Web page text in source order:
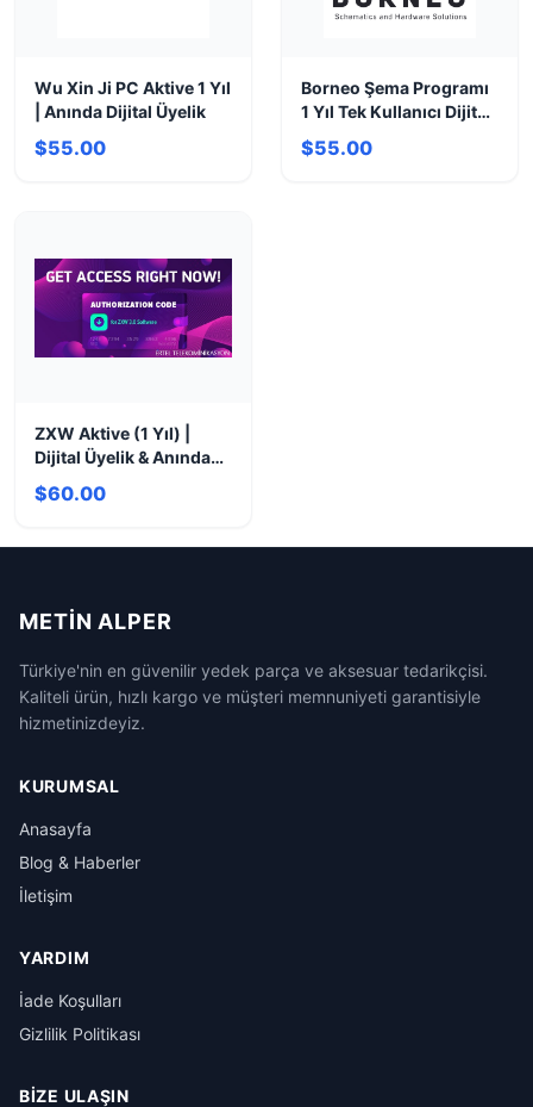
Wu Xin Ji PC Aktive 1 Yıl
| Anında Dijital Üyelik
$55.00
Borneo Şema Programı
1 Yıl Tek Kullanıcı Dijital
Lisans
$55.00
ZXW Aktive (1 Yıl) |
Dijital Üyelik & Anında
Aktivasyon
$60.00
METIN ALPER
Türkiye'nin en güvenilir yedek parça ve aksesuar tedarikçisi.
Kaliteli ürün, hızlı kargo ve müşteri memnuniyeti garantisiyle
hizmetinizdeyiz.
KURUMSAL
Anasayfa
Blog & Haberler
İletişim
YARDIM
İade Koşulları
Gizlilik Politikası
BIZE ULAŞIN